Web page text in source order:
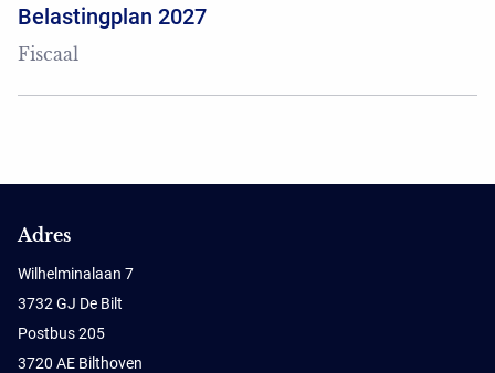
Belastingplan 2027
Fiscaal
Adres
Wilhelminalaan 7
3732 GJ De Bilt
Postbus 205
3720 AE Bilthoven